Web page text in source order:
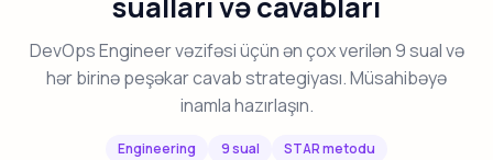
DevOps Engineer vəzifəsi üçün ən çox verilən 9 sual və
hər birinə peşəkar cavab strategiyası. Müsahibəyə
inamla hazırlaşın.
Engineering 9 sual
STAR metodu